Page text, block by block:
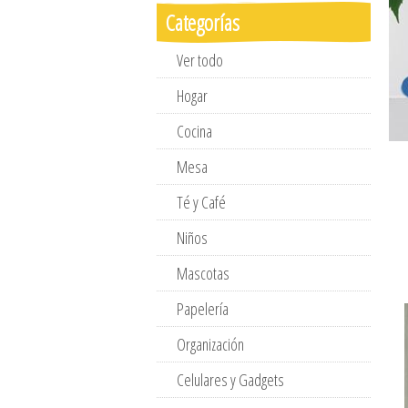
Categorías
Ver todo
Hogar
Cocina
Mesa
Té y Café
Niños
Mascotas
Papelería
Organización
Celulares y Gadgets